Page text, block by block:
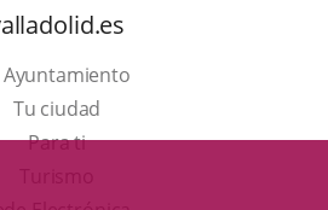
Ayuntamiento
Tu ciudad
Para ti